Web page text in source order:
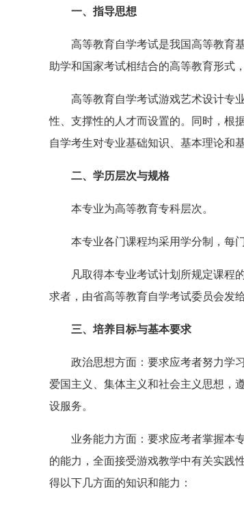
一、指导思想
高等教育自学考试是我国高等教育基
助学和国家考试相结合的高等教育形式
高等教育自学考试游戏艺术设计专业
性、支撑性的人才而设置的。同时，根
自学考生对专业基础知识、基本理论和
二、学历层次与规格
本专业为高等教育专科层次。
本专业各门课程均采用学分制，每门
凡取得本专业考试计划所规定课程的
求者，由省高等教育自学考试委员会发
三、培养目标与基本要求
政治思想方面：要求应考者努力学习
爱国主义、集体主义和社会主义思想，
设服务。
业务能力方面：要求应考者掌握本专
的能力，全面接受游戏教学中有关实践
得以下几方面的知识和能力：